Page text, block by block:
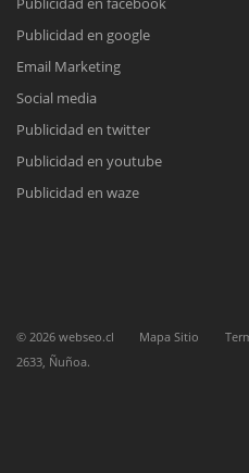
Nuestros ejecutivos le enviarán
Complete el formulario y nos
Todos nuestros ejecutivos están
para enviarnos un correo
Publicidad en google
Email Marketing
Social media
Publicidad en twitter
Publicidad en youtube
Publicidad en waze
© 2026 webseo.cl Mapa Sitio
2633, Ñuñoa.